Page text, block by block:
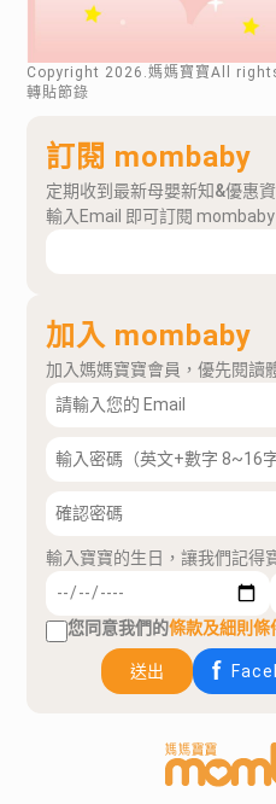
Copyright 2026 .媽媽寶寶All
轉貼節錄
訂閱 mombaby
定期收到最新母嬰新知&優惠資
輸入Email 即可訂閱
加入 mombaby
加入媽媽寶寶會員，優先閱讀
輸入寶寶的生日，讓我們記得
您同意我們的條款及細則條
送出